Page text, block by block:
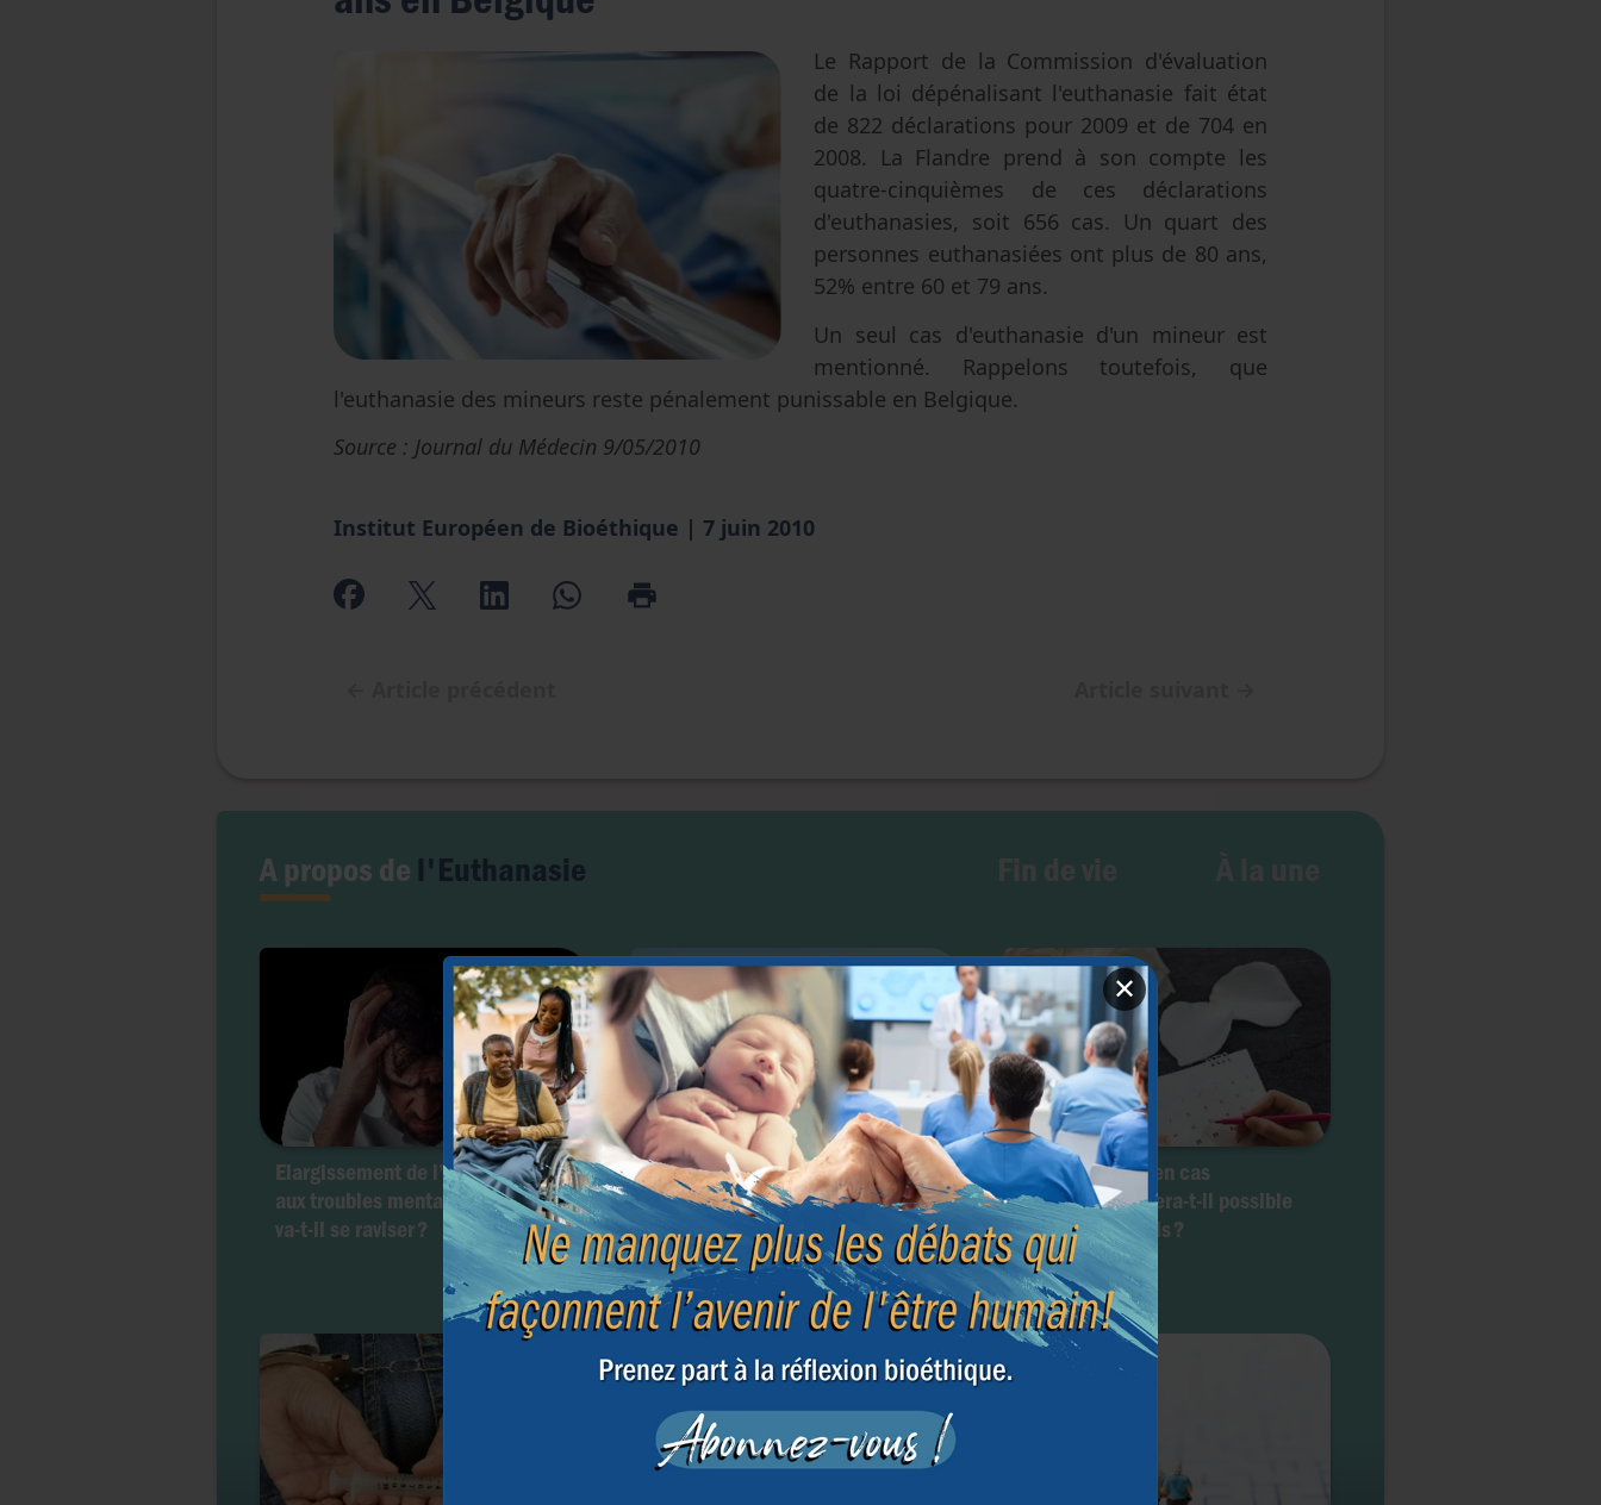
Eugénisme
Transhumanisme
Intelligence artificielle
Le Rapport de la Commission d'évaluation
de la loi dépénalisant l'euthanasie fait état
de 822 déclarations pour 2009 et de 704 en
2008. La Flandre prend à son compte les
quatre-cinquièmes de ces déclarations
d'euthanasies, soit 656 cas. Un quart des
personnes euthanasiées ont plus de 80 ans,
52% entre 60 et 79 ans.
Un seul cas d'euthanasie d'un mineur est
mentionné. Rappelons toutefois, que
l'euthanasie des mineurs reste pénalement punissable en Belgique.
Source : Journal du Médecin 9/05/2010
Institut Européen de Bioéthique | 7 juin 2010
✕
A propos de l'Euthanasie Fin de vie
Elargissement de l’euthanasie
aux troubles mentaux : le Canada
va-t-il se raviser ?
France : le gouvernement va-t-il
forcer l’adoption de la loi sur
l’euthanasie ?
Congé de deuil en cas
d’euthanasie : sera-t-il possible
de changer d’avis ?